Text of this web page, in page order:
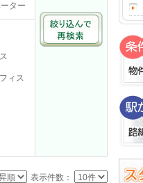
ター
ィス
表示件数：